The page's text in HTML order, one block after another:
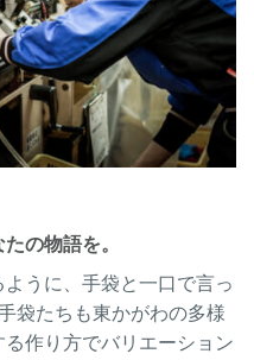
の物語を。
うに、手袋と一口で言っ
袋たちも東かがわの多様
作り方でバリエーション